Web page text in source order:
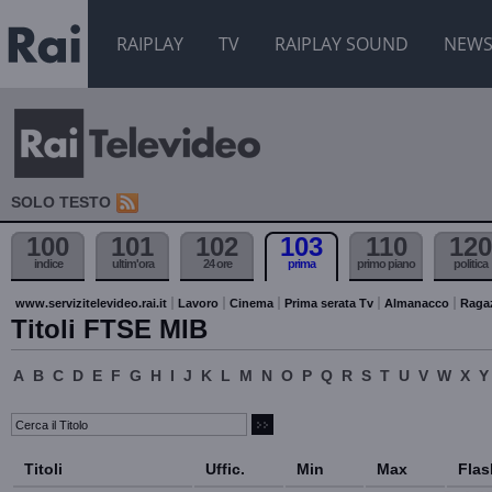
RAIPLAY TV RAIPLAY SOUND NEWS
SOLO TESTO
100
indice
101
ultim'ora
102
24 ore
103
prima
110
primo piano
120
politica
www.servizitelevideo.rai.it Lavoro Cinema Prima serata Tv Almanacco
Titoli FTSE MIB
A B C D E F G H I J K L M N O P Q R S T U V W X Y
Titoli Uffic. Min Max